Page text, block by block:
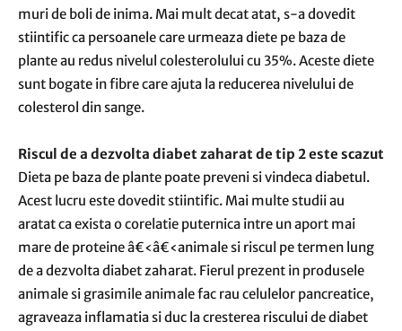
muri de boli de inima. Mai mult decat atat, s-a dovedit
stiintific ca persoanele care urmeaza diete pe baza de
plante au redus nivelul colesterolului cu 35%. Aceste diete
sunt bogate in fibre care ajuta la reducerea nivelului de
colesterol din sange.
Riscul de a dezvolta diabet zaharat de tip 2 este scazut
Dieta pe baza de plante poate preveni si vindeca diabetul.
Acest lucru este dovedit stiintific. Mai multe studii au
aratat ca exista o corelatie puternica intre un aport mai
mare de proteine â€‹â€‹animale si riscul pe termen lung
de a dezvolta diabet zaharat. Fierul prezent in produsele
animale si grasimile animale fac rau celulelor pancreatice,
agraveaza inflamatia si duc la cresterea riscului de diabet